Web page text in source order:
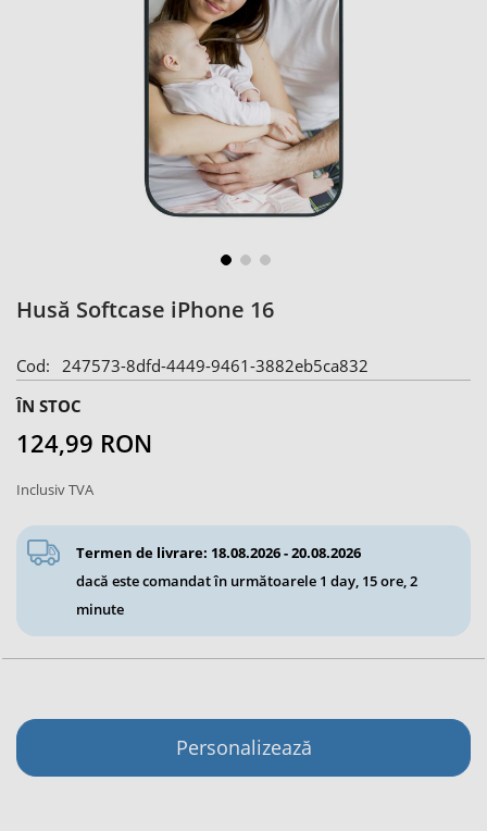
Husă Softcase iPhone 16
Cod
247573-8dfd-4449-9461-3882eb5ca832
ÎN STOC
124,99 RON
Inclusiv TVA
Termen de livrare: 18.08.2026 - 20.08.2026
dacă este comandat în următoarele 1 day, 15 ore, 2
minute
Personalizează
to
beginning
of
images
gallery